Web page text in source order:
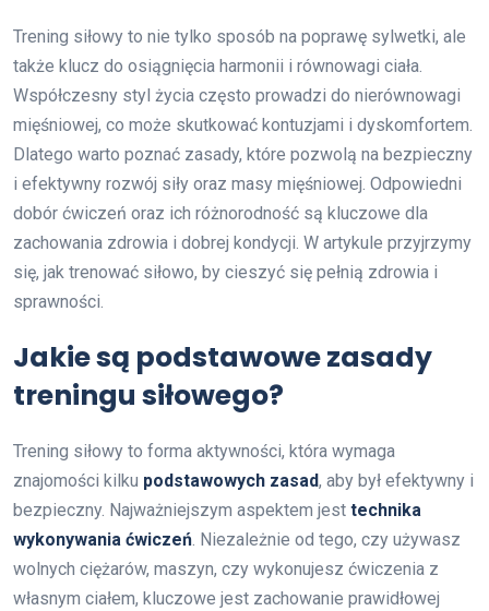
Trening siłowy to nie tylko sposób na poprawę sylwetki, ale
także klucz do osiągnięcia harmonii i równowagi ciała.
Współczesny styl życia często prowadzi do nierównowagi
mięśniowej, co może skutkować kontuzjami i dyskomfortem.
Dlatego warto poznać zasady, które pozwolą na bezpieczny
i efektywny rozwój siły oraz masy mięśniowej. Odpowiedni
dobór ćwiczeń oraz ich różnorodność są kluczowe dla
zachowania zdrowia i dobrej kondycji. W artykule przyjrzymy
się, jak trenować siłowo, by cieszyć się pełnią zdrowia i
sprawności.
Jakie są podstawowe zasady
treningu siłowego?
Trening siłowy to forma aktywności, która wymaga
znajomości kilku podstawowych zasad, aby był efektywny i
bezpieczny. Najważniejszym aspektem jest technika
wykonywania ćwiczeń. Niezależnie od tego, czy używasz
wolnych ciężarów, maszyn, czy wykonujesz ćwiczenia z
własnym ciałem, kluczowe jest zachowanie prawidłowej